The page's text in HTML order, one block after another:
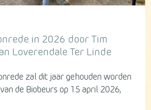
in 2026 door Tim
Loverendale Ter Linde
zal dit jaar gehouden worden
de Biobeurs op 15 april 2026,